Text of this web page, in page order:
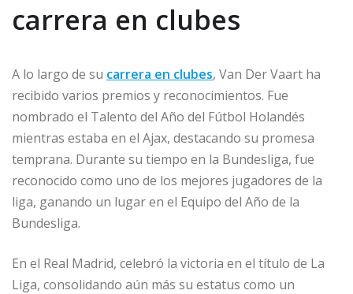
carrera en clubes
A lo largo de su carrera en clubes, Van Der Vaart ha
recibido varios premios y reconocimientos. Fue
nombrado el Talento del Año del Fútbol Holandés
mientras estaba en el Ajax, destacando su promesa
temprana. Durante su tiempo en la Bundesliga, fue
reconocido como uno de los mejores jugadores de la
liga, ganando un lugar en el Equipo del Año de la
Bundesliga.
En el Real Madrid, celebró la victoria en el título de La
Liga, consolidando aún más su estatus como un